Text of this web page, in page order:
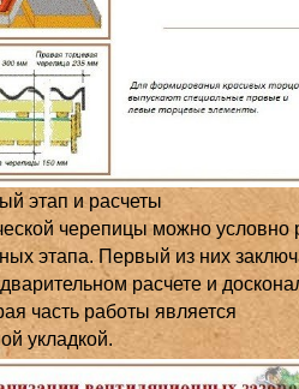
этап и расчеты
черепицы можно условно
этапа. Первый из них
расчете и
часть работы является
укладкой.